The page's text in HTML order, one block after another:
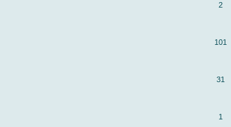
2
101
31
1